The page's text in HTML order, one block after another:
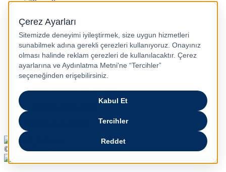
© 2026 Turkcell